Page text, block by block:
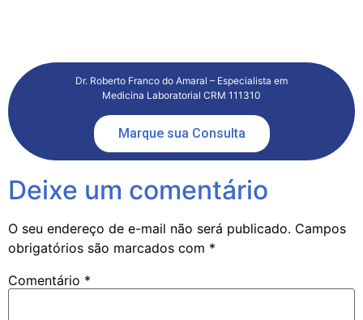
Dr. Roberto Franco do Amaral – Especialista em
Medicina Laboratorial CRM 111310
Marque sua Consulta
Deixe um comentário
O seu endereço de e-mail não será publicado. Campos
obrigatórios são marcados com *
Comentário *